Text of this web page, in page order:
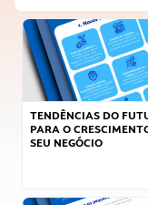
TENDÊNCIAS DO
PARA O
SEU NEGÓCIO